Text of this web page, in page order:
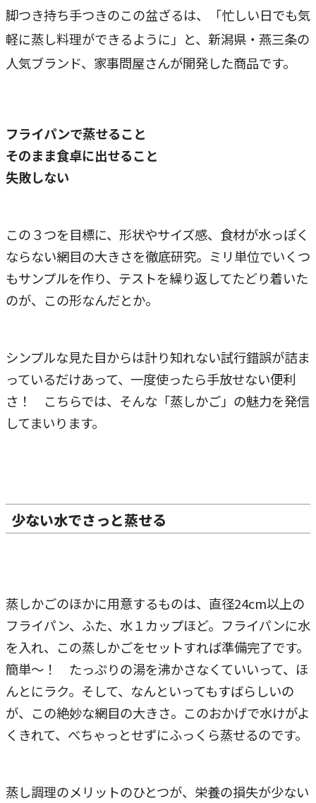
脚つき持ち手つきのこの盆ざるは、「忙しい日でも気
軽に蒸し料理ができるように」と、新潟県・燕三条の
人気ブランド、家事問屋さんが開発した商品です。
フライパンで蒸せること
そのまま食卓に出せること
失敗しない
この３つを目標に、形状やサイズ感、食材が水っぽく
ならない網目の大きさを徹底研究。ミリ単位でいくつ
もサンプルを作り、テストを繰り返してたどり着いた
のが、この形なんだとか。
シンプルな見た目からは計り知れない試行錯誤が詰ま
っているだけあって、一度使ったら手放せない便利
さ！ こちらでは、そんな「蒸しかご」の魅力を発信
してまいります。
少ない水でさっと蒸せる
蒸しかごのほかに用意するものは、直径24cm以上の
フライパン、ふた、水１カップほど。フライパンに水
を入れ、この蒸しかごをセットすれば準備完了です。
簡単～！ たっぷりの湯を沸かさなくていいって、ほ
んとにラク。そして、なんといってもすばらしいの
が、この絶妙な網目の大きさ。このおかげで水けがよ
くきれて、べちゃっとせずにふっくら蒸せるのです。
蒸し調理のメリットのひとつが、栄養の損失が少ない